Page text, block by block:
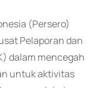
(Persero)
Pelaporan dan
dalam mencegah
untuk aktivitas